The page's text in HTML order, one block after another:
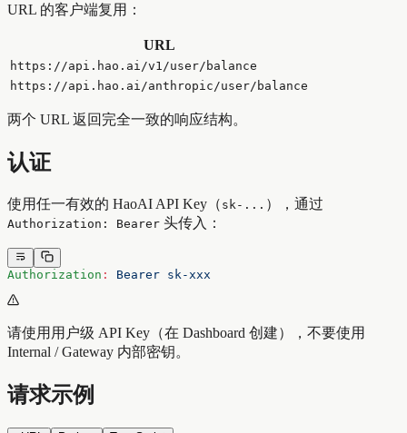
URL 的客户端复用：
URL
https://api.hao.ai/v1/user/balance
https://api.hao.ai/anthropic/user/balance
两个 URL 返回完全一致的响应结构。
认证
使用任一有效的 HaoAI API Key（ sk-... ），通过
Authorization: Bearer 头传入：
Authorization : Bearer sk-xxx
请使用用户级 API Key（在 Dashboard 创建），不要使用
Internal / Gateway 内部密钥。
请求示例